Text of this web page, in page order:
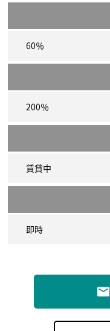
60％
200％
賃貸中
即時